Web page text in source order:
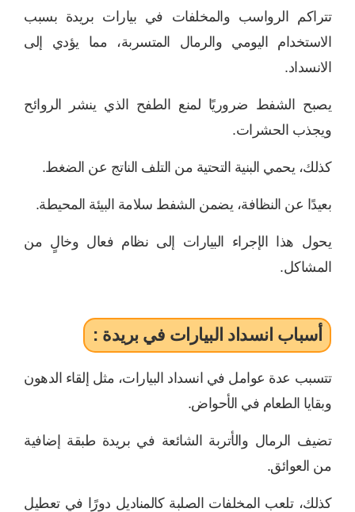
تتراكم الرواسب والمخلفات في بيارات بريدة بسبب
الاستخدام اليومي والرمال المتسربة، مما يؤدي إلى
الانسداد.
يصبح الشفط ضروريًا لمنع الطفح الذي ينشر الروائح
ويجذب الحشرات.
كذلك، يحمي البنية التحتية من التلف الناتج عن الضغط.
بعيدًا عن النظافة، يضمن الشفط سلامة البيئة المحيطة.
يحول هذا الإجراء البيارات إلى نظام فعال وخالٍ من
المشاكل.
أسباب انسداد البيارات في بريدة :
تتسبب عدة عوامل في انسداد البيارات، مثل إلقاء الدهون
وبقايا الطعام في الأحواض.
تضيف الرمال والأتربة الشائعة في بريدة طبقة إضافية
من العوائق.
كذلك، تلعب المخلفات الصلبة كالمناديل دورًا في تعطيل